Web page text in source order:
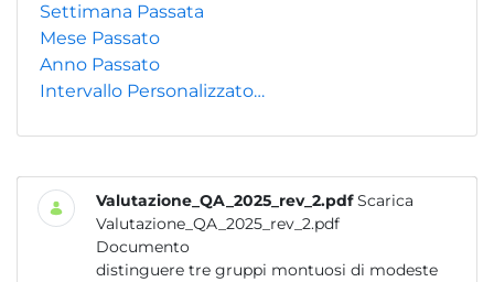
Settimana Passata
Mese Passato
Anno Passato
Intervallo Personalizzato…
Valutazione_QA_2025_rev_2.pdf Scarica
Valutazione_QA_2025_rev_2.pdf
Documento
distinguere tre gruppi montuosi di modeste